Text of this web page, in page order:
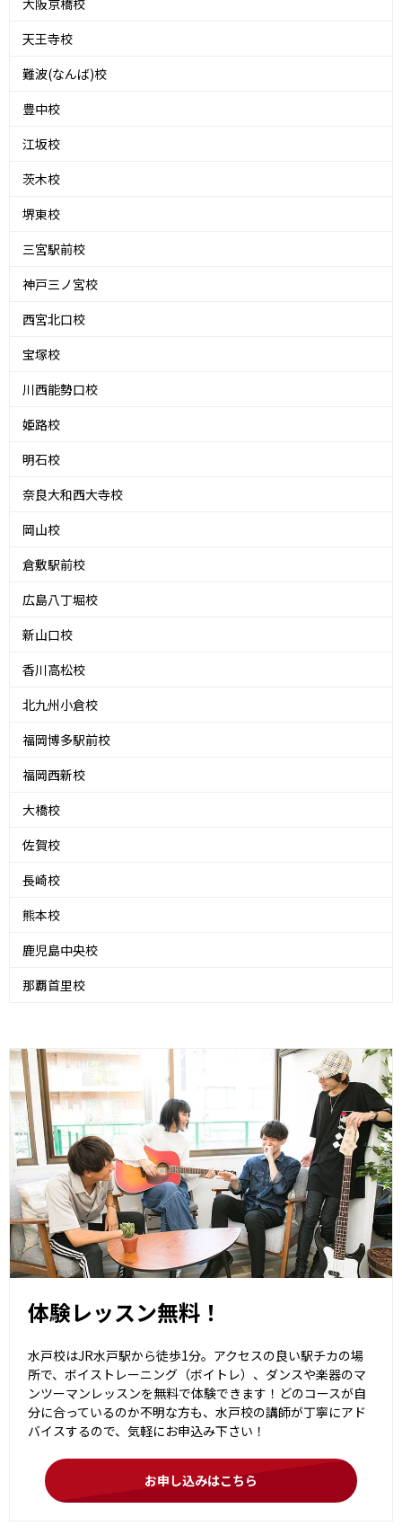
天王寺校
難波(なんば)校
豊中校
江坂校
茨木校
堺東校
三宮駅前校
神戸三ノ宮校
西宮北口校
宝塚校
川西能勢口校
姫路校
明石校
奈良大和西大寺校
岡山校
倉敷駅前校
広島八丁堀校
新山口校
香川高松校
北九州小倉校
福岡博多駅前校
福岡西新校
大橋校
佐賀校
長崎校
熊本校
鹿児島中央校
那覇首里校
体験レッスン無料！
水戸校はJR水戸駅から徒歩1分。アクセスの良い駅チカの場
所で、ボイストレーニング（ボイトレ）、ダンスや楽器のマ
ンツーマンレッスンを無料で体験できます！どのコースが自
分に合っているのか不明な方も、水戸校の講師が丁寧にアド
バイスするので、気軽にお申込み下さい！
お申し込みはこちら